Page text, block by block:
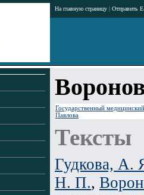
На главную страницу | Отправить
Государственный
Павлова
Тексты
Гудкова, А.
Н. П.,